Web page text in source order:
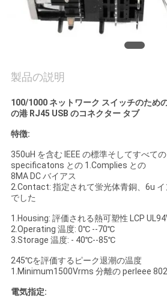
連
し
な
さ
い
VR
SHOW
地
製品の説明
100/1000 ネットワーク スイッチのため
の港 RJ45 USB のコネクター タブ
特徴:
350uH を含む IEEE の標準そしてすべて
specificatons との 1.Complies との
8MA DC バイアス
2.Contact: 指定されて蛍光体青銅、6u
でした
1.Housing: 評価される熱可塑性 LCP
2.Operating 温度: 0℃ --70℃
3.Storage 温度: - 40℃--85℃
245℃を評価するピーク退潮の温度
1.Minimum1500Vrms 分離の perIeee
電気指定: